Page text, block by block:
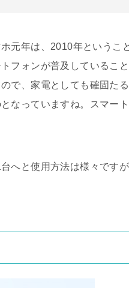
元年は、2010年という
フォンが普及しているこ
で、家電としても確固た
なっていますね。スマー
へと使用方法は様々です